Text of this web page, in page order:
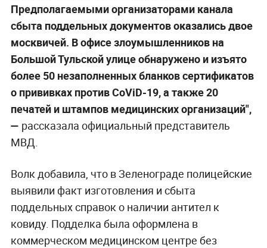
Предполагаемыми организаторами канала
сбыта поддельных документов оказались двое
москвичей. В офисе злоумышленников на
Большой Тульской улице обнаружено и изъято
более 50 незаполненных бланков сертификатов
о прививках против CoViD-19, а также 20
печатей и штампов медицинских организаций",
— рассказала официальный представитель
МВД.
Волк добавила, что в Зеленограде полицейские
выявили факт изготовления и сбыта
поддельных справок о наличии антител к
ковиду. Подделка была оформлена в
коммерческом медицинском центре без